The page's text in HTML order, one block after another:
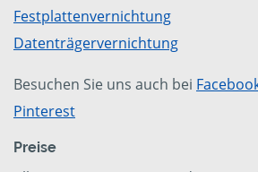
Festplattenvernichtung
Datenträgervernichtung
Besuchen Sie uns auch bei
Pinterest
Preise